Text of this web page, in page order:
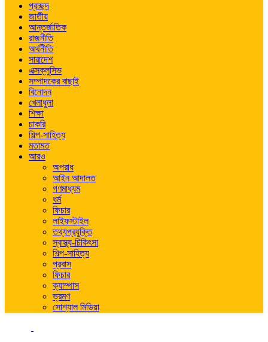
প্রচ্ছদ
জাতীয়
আন্তর্জাতিক
রাজনীতি
অর্থনীতি
সারাদেশ
এক্সক্লুসিভ
সম্পাদকের বাছাই
বিনোদন
খেলাধুলা
শিক্ষা
চাকরি
শিল্প-সাহিত্য
মতামত
আরও
অপরাধ
আইন আদালত
গণমাধ্যম
ধর্ম
ফিচার
লাইফস্টাইল
তথ্যপ্রযুক্তি
স্বাস্থ্য-চিকিৎসা
শিল্প-সাহিত্য
প্রবাস
ফিচার
ক্যাম্পাস
ভ্রমণ
সোশ্যাল মিডিয়া